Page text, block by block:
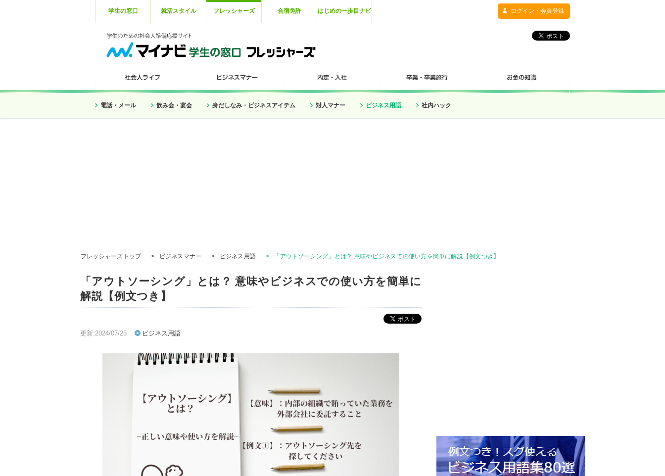
学生の窓口 就活スタイル フレッシャーズ 合宿免許 はじめの一歩目ナビ ログイン・会員登録
電話・メール 飲み会・宴会 身だしなみ・ビジネスアイテム 対人マナー ビジネス用語 社内ハック
フレッシャーズトップ > ビジネスマナー > ビジネス用語 > 「アウトソーシング」とは？ 意味やビジネスでの使い方を簡単に解説【例文つき】
「アウトソーシング」とは？ 意味やビジネスでの使い方を簡単に
解説【例文つき】
更新:2024/07/25 ビジネス用語